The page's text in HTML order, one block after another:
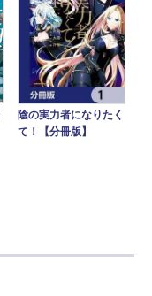
陰の実力者になりたく
て！【分冊版】